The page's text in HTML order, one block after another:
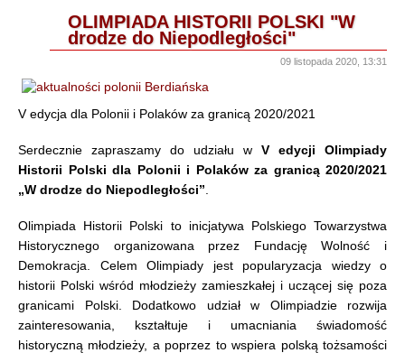
OLIMPIADA HISTORII POLSKI "W
drodze do Niepodległości"
09 listopada 2020, 13:31
V edycja dla Polonii i Polaków za granicą 2020/2021
Serdecznie zapraszamy do udziału w V edycji Olimpiady
Historii Polski dla Polonii i Polaków za granicą 2020/2021
„W drodze do Niepodległości”
Olimpiada Historii Polski to inicjatywa Polskiego Towarzystwa
Historycznego organizowana przez Fundację Wolność i
Demokracja. Celem Olimpiady jest popularyzacja wiedzy o
historii Polski wśród młodzieży zamieszkałej i uczącej się poza
granicami Polski. Dodatkowo udział w Olimpiadzie rozwija
zainteresowania, kształtuje i umacniania świadomość
historyczną młodzieży, a poprzez to wspiera polską tożsamości